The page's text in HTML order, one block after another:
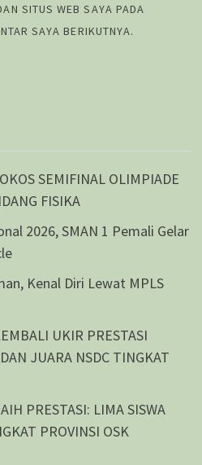
SITUS WEB SAYA PADA
SAYA BERIKUTNYA.
SEMIFINAL OLIMPIADE
FISIKA
2026, SMAN 1 Pemali Gelar
Kenal Diri Lewat MPLS
UKIR PRESTASI
JUARA NSDC TINGKAT
PRESTASI: LIMA SISWA
PROVINSI OSK